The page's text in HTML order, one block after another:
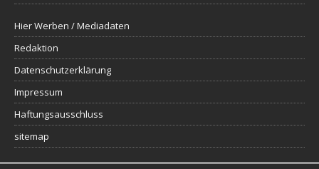
Hier Werben / Mediadaten
Redaktion
Datenschutzerklärung
Impressum
Haftungsausschluss
sitemap